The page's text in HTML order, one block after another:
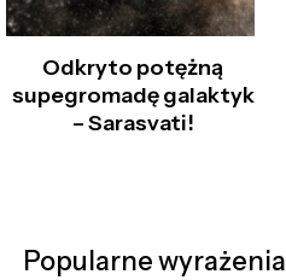
Odkryto potężną
supegromadę galaktyk
– Sarasvati!
Popularne wyrażenia